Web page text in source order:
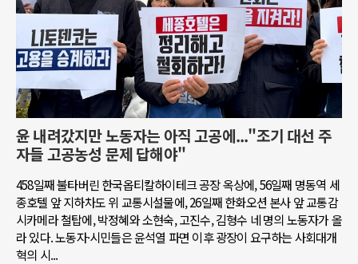
윤 내려갔지만 노동자는 아직 고공에..."조기 대선 주
자들 고공농성 문제 답해야"
458일째 불타버린 한국옵티칼하이테크 공장 옥상에, 56일째 명동역 세
종호텔 앞 지하차도 위 교통시설물에, 26일째 한화오션 본사 앞 교통감
시카메라 철탑에, 박정혜와 소현숙, 고진수, 김형수 네 명의 노동자가 올
라 있다. 노동자·시민들은 윤석열 파면 이후 광장이 요구하는 사회대개
혁의 시...